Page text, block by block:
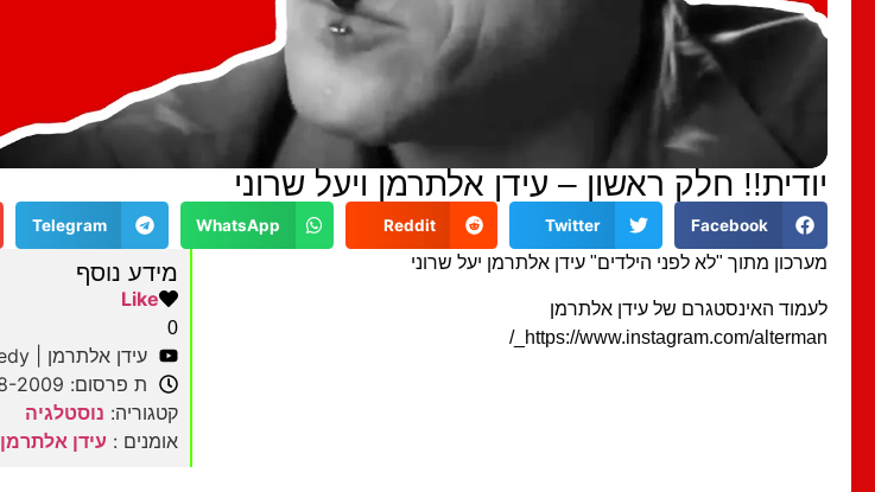
יודית!! חלק ראשון – עידן אלתרמן ויעל שרוני
Facebook
Twitter
Reddit
WhatsApp
Telegram
מערכון מתוך "לא לפני הילדים" עידן אלתרמן יעל שרוני
לעמוד האינסטגרם של עידן אלתרמן
https://www.instagram.com/alterman_/
מידע נוסף
Like
0
עידן אלתרמן | Alterman Comedy
ת פרסום: 14-08-2009
קטגוריה: נוסטלגיה
אומנים : עידן אלתרמן